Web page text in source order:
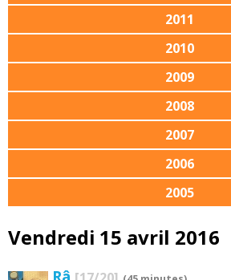
2011
2010
2009
2008
2007
2006
2005
Vendredi 15 avril 2016